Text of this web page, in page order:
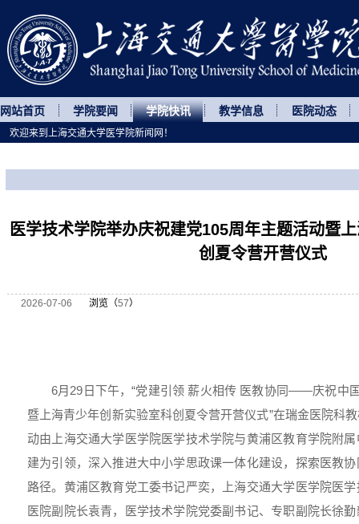
网站首页 学院要闻 学院快讯 教学信息 医院动态
医学技术学院举办庆祝建党105周年主题活动暨
创夏令营开营仪式
2026-07-06 浏览（57）
6月29日下午，“党建引领 薪火相传 医教协同——庆祝中
暨上海青少年创新实验室科创夏令营开营仪式”在瑞金医院科
动由上海交通大学医学院医学技术学院与黄浦区教育学院附
建为引领，深入推进大中小学思政课一体化建设，探索医教
路径。黄浦区教育党工委书记严奕，上海交通大学医学院医
医院副院长袁青，医学技术学院党委副书记、专职副院长徐
欢迎来到上海交通大学医学院新闻网！